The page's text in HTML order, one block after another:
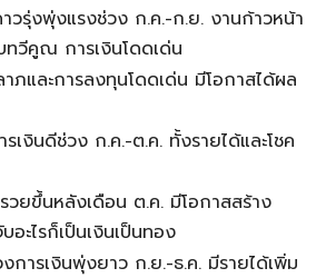
วรุ่งพุ่งแรงช่วง ก.ค.-ก.ย. งานก้าวหน้า
ทวีคูณ การเงินโดดเด่น
าภและการลงทุนโดดเด่น มีโอกาสได้ผล
รเงินดีช่วง ก.ค.-ต.ค. ทั้งรายได้และโชค
วยขึ้นหลังเดือน ต.ค. มีโอกาสสร้าง
ะไรก็เป็นเงินเป็นทอง
การเงินพุ่งยาว ก.ย.-ธ.ค. มีรายได้เพิ่ม